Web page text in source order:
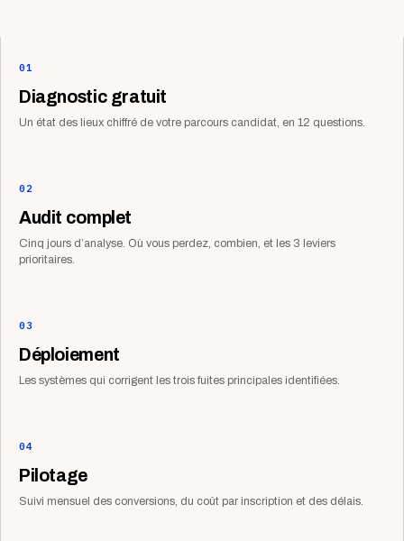
01
Diagnostic gratuit
Un état des lieux chiffré de votre parcours candidat, en 12 questions.
02
Audit complet
Cinq jours d’analyse. Où vous perdez, combien, et les 3 leviers
prioritaires.
03
Déploiement
Les systèmes qui corrigent les trois fuites principales identifiées.
04
Pilotage
Suivi mensuel des conversions, du coût par inscription et des délais.